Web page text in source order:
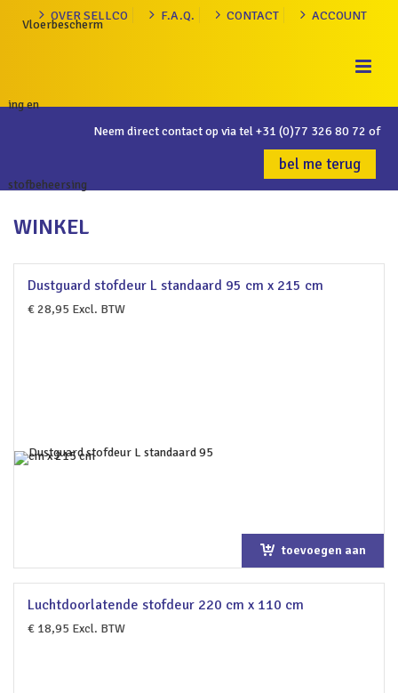
OVER SELLCO F.A.Q. CONTACT ACCOUNT
Neem direct contact op via tel+31 (0)77 326 80 72 of
bel me terug
WINKEL
Dustguard stofdeur L standaard 95 cm x 215 cm
€28,95 Excl. BTW
toevoegen aan
winkelwagen
Luchtdoorlatende stofdeur 220 cm x 110 cm
€ 18,95 Excl. BTW